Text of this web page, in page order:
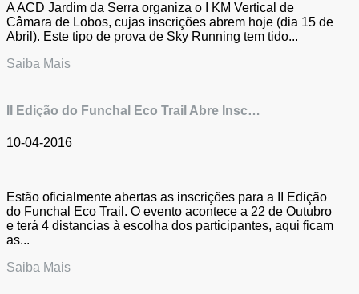
A ACD Jardim da Serra organiza o I KM Vertical de
Câmara de Lobos, cujas inscrições abrem hoje (dia 15 de
Abril). Este tipo de prova de Sky Running tem tido...
Saiba Mais
II Edição do Funchal Eco Trail Abre Insc…
10-04-2016
Estão oficialmente abertas as inscrições para a II Edição
do Funchal Eco Trail. O evento acontece a 22 de Outubro
e terá 4 distancias à escolha dos participantes, aqui ficam
as...
Saiba Mais